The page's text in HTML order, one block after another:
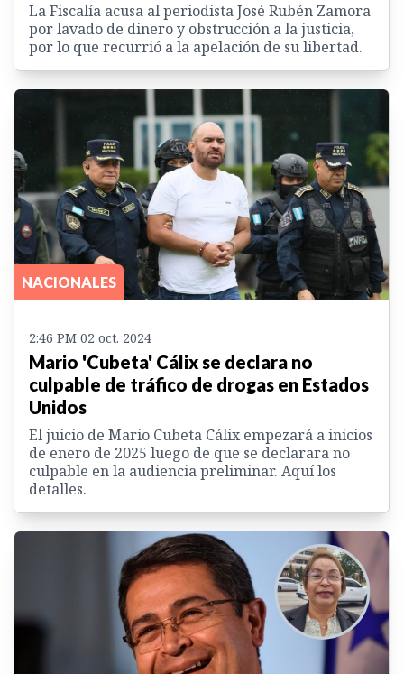
La Fiscalía acusa al periodista José Rubén Zamora
por lavado de dinero y obstrucción a la justicia,
por lo que recurrió a la apelación de su libertad.
NACIONALES
2:46 PM 02 oct. 2024
Mario 'Cubeta' Cálix se declara no
culpable de tráfico de drogas en Estados
Unidos
El juicio de Mario Cubeta Cálix empezará a inicios
de enero de 2025 luego de que se declarara no
culpable en la audiencia preliminar. Aquí los
detalles.